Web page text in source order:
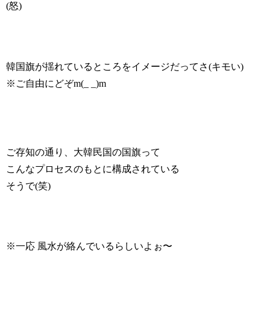
(怒)
韓国旗が揺れているところをイメージだってさ(キモい)
※ご自由にどぞm(_ _)m
ご存知の通り、大韓民国の国旗って
こんなプロセスのもとに構成されている
そうで(笑)
※一応 風水が絡んでいるらしいよぉ〜